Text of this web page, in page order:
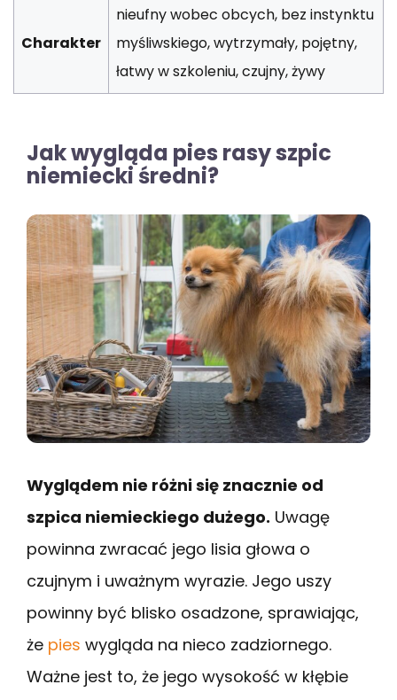
Charakter
nieufny wobec obcych, bez instynktu
myśliwskiego, wytrzymały, pojętny,
łatwy w szkoleniu, czujny, żywy
Jak wygląda pies rasy szpic
niemiecki średni?
Wyglądem nie różni się znacznie od
szpica niemieckiego dużego. Uwagę
powinna zwracać jego lisia głowa o
czujnym i uważnym wyrazie. Jego uszy
powinny być blisko osadzone, sprawiając,
że pies wygląda na nieco zadziornego.
Ważne jest to, że jego wysokość w kłębie